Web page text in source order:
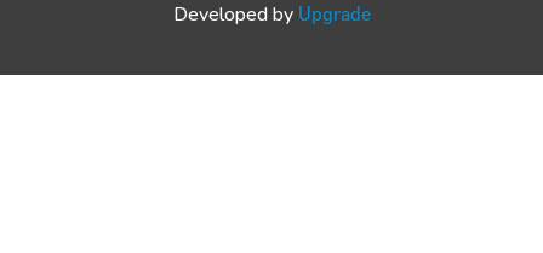
Developed by Upgrade